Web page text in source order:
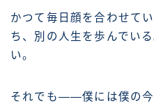
かつて毎日顔を合わせて
ち、別の人生を歩んでい
い。
それでも――僕には僕の今